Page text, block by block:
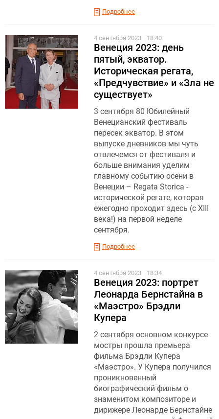
Подробнее
4 сентября 2023 18:40
Венеция 2023: день
пятый, экватор.
Историческая регата,
«Предчувствие» и «Зла не
существует»
3 сентября 80 Юбилейный
Венецианский фестиваль
пересек экватор. В этом
выпуске дневников мы чуть
отвлечемся от фестиваля и
больше внимания уделим
главному событию осени в
Венеции – Regata Storica -
исторической регате, которая
ежегодно проходит здесь (c XIII
века!) на первой неделе
сентября.
Подробнее
4 сентября 2023 18:34
Венеция 2023: портрет
Леонарда Бернстайна в
«Маэстро» Брэдли
Купера
2 сентября основном конкурсе
мостры прошла премьера
фильма Брэдли Купера
«Маэстро». У Купера получился
проникновенный
биографический фильм о
знаменитом композиторе и
дирижере Леонарде Бернстайне